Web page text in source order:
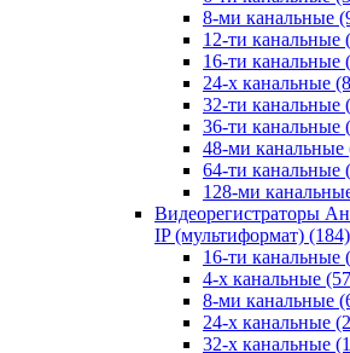
8-ми канальные
12-ти канальные
16-ти канальные
24-х канальные
32-ти канальные
36-ти канальные
48-ми канальные
64-ти канальные
128-ми
Видеорегистраторы
IP (мультиформат) (184)
16-ти канальные
4-х канальные
8-ми канальные
24-х канальные
32-х канальные